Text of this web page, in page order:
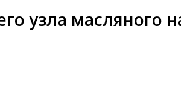
узла масляного